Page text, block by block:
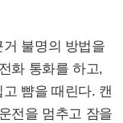
불명의 방법을
화 통화를 하고,
뺨을 때린다. 캔
전을 멈추고 잠을